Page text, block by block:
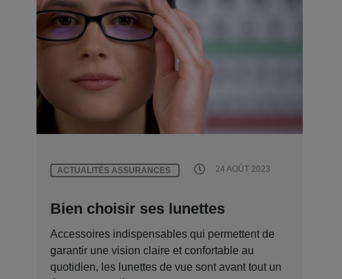
ACTUALITÉS ASSURANCES 24 AOÛT 2023
Bien choisir ses lunettes
Accessoires indispensables qui permettent de
garantir une vision claire et confortable au
quotidien, les lunettes de vue sont avant tout un